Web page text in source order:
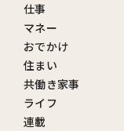
仕事
マネー
おでかけ
住まい
共働き家事
ライフ
連載